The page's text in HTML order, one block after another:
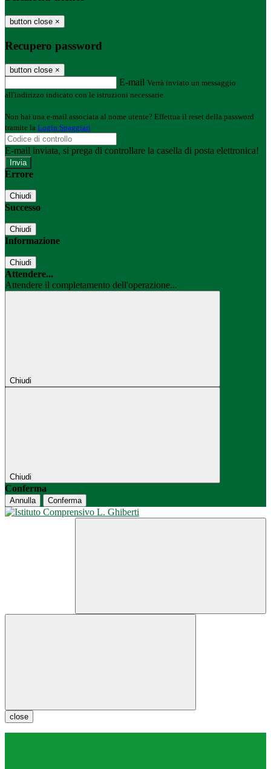
button close ×
Recupero password
button close ×
E-mail Verrà inviato un messaggio
all'indirizzo indicato con le istruzioni necessarie.
Non hai una e-mail associata al nome utente? Effettua il reset della password
tramite la Login Spaggiari
E-mail inviata, si prega di controllare la casella di posta elettronica!
Errore
Chiudi
Successo
Chiudi
Informazione
Chiudi
Attendere...
Attendere il completamento dell'operazione...
Chiudi
Chiudi
Conferma
Annulla Conferma
close